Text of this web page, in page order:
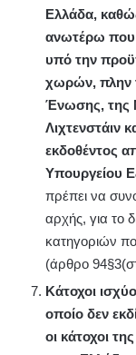
Ελλάδα,
ανωτέρω που
υπό την
χωρών, πλην
Ένωσης, της
Λιχτενστάιν
εκδοθέντος
Υπουργείου
πρέπει να
αρχής, για το
κατηγοριών
(άρθρο
Κάτοχοι
οποίο δεν
οι κάτοχοι